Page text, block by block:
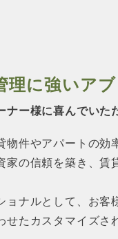
理に強いア
ナー様に喜んでいた
件やアパートの効
の信頼を築き、賃
ョナルとして、お客
たカスタマイズさ